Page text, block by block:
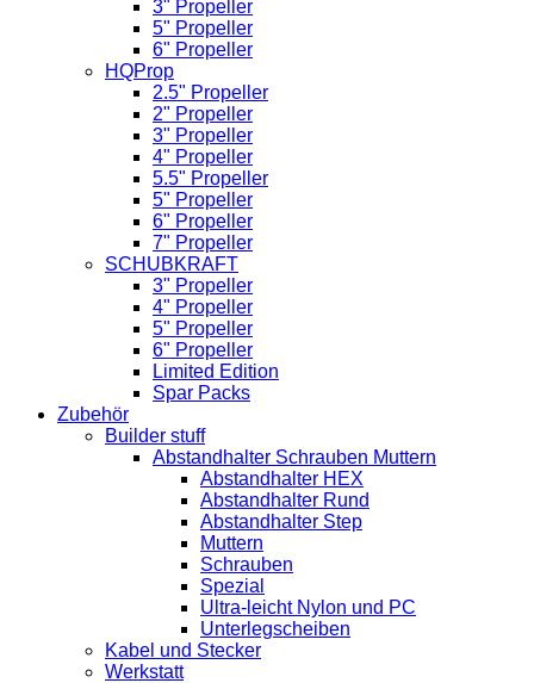
3" Propeller
5" Propeller
6" Propeller
HQProp
2.5" Propeller
2" Propeller
3" Propeller
4" Propeller
5.5" Propeller
5" Propeller
6" Propeller
7" Propeller
SCHUBKRAFT
3" Propeller
4" Propeller
5" Propeller
6" Propeller
Limited Edition
Spar Packs
Zubehör
Builder stuff
Abstandhalter Schrauben Muttern
Abstandhalter HEX
Abstandhalter Rund
Abstandhalter Step
Muttern
Schrauben
Spezial
Ultra-leicht Nylon und PC
Unterlegscheiben
Kabel und Stecker
Werkstatt